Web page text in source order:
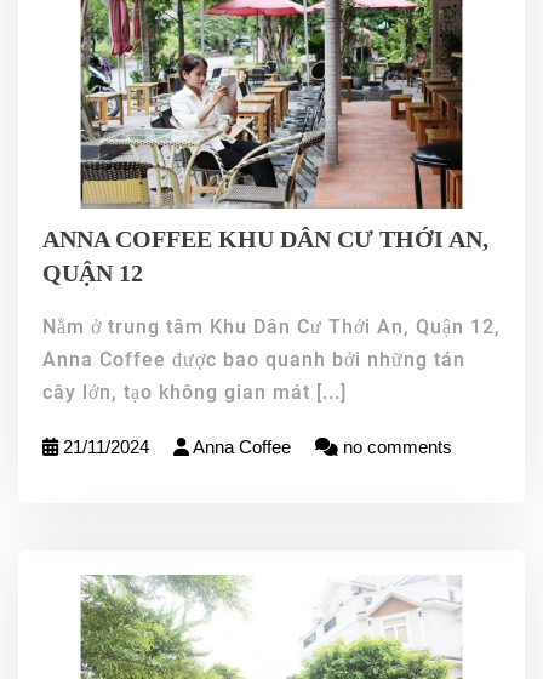
ANNA COFFEE KHU DÂN CƯ THỚI AN,
QUẬN 12
Nằm ở trung tâm Khu Dân Cư Thới An, Quận 12,
Anna Coffee được bao quanh bởi những tán
cây lớn, tạo không gian mát [...]
21/11/2024 Anna Coffee no comments